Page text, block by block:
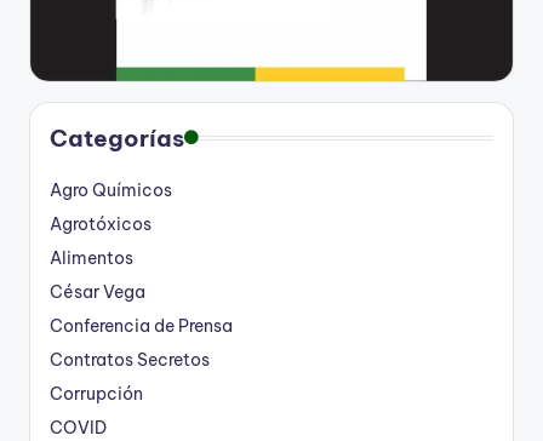
Categorías
Agro Químicos
Agrotóxicos
Alimentos
César Vega
Conferencia de Prensa
Contratos Secretos
Corrupción
COVID